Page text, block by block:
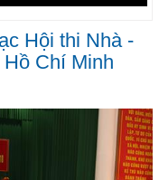
Hội thi Nhà -
Chí Minh